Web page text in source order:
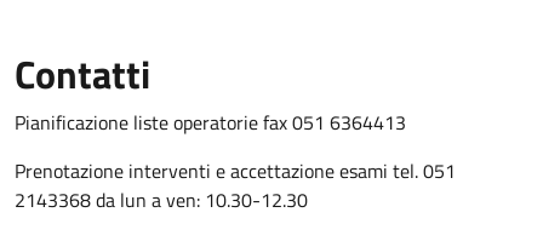
Contatti
Pianificazione liste operatorie fax 051 6364413
Prenotazione interventi e accettazione esami tel. 051
2143368 da lun a ven: 10.30-12.30